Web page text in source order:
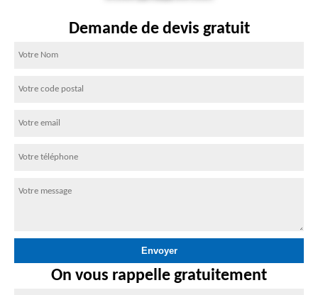
Demande de devis gratuit
On vous rappelle gratuitement